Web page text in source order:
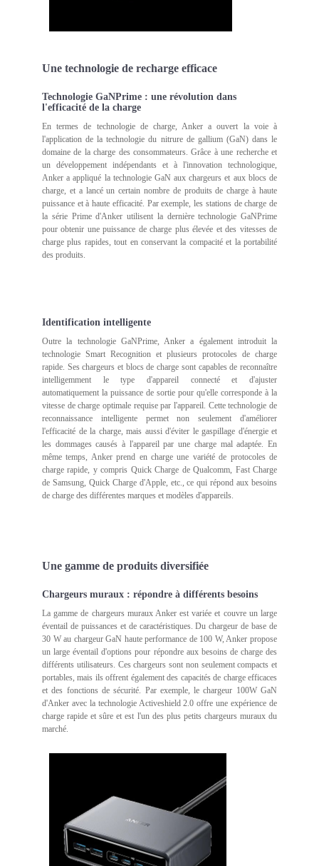
Une technologie de recharge efficace
Technologie GaNPrime : une révolution dans
l'efficacité de la charge
En termes de technologie de charge, Anker a ouvert la voie à
l'application de la technologie du nitrure de gallium (GaN) dans le
domaine de la charge des consommateurs. Grâce à une recherche et
un développement indépendants et à l'innovation technologique,
Anker a appliqué la technologie GaN aux chargeurs et aux blocs de
charge, et a lancé un certain nombre de produits de charge à haute
puissance et à haute efficacité. Par exemple, les stations de charge de
la série Prime d'Anker utilisent la dernière technologie GaNPrime
pour obtenir une puissance de charge plus élevée et des vitesses de
charge plus rapides, tout en conservant la compacité et la portabilité
des produits.
Identification intelligente
Outre la technologie GaNPrime, Anker a également introduit la
technologie Smart Recognition et plusieurs protocoles de charge
rapide. Ses chargeurs et blocs de charge sont capables de reconnaître
intelligemment le type d'appareil connecté et d'ajuster
automatiquement la puissance de sortie pour qu'elle corresponde à la
vitesse de charge optimale requise par l'appareil. Cette technologie de
reconnaissance intelligente permet non seulement d'améliorer
l'efficacité de la charge, mais aussi d'éviter le gaspillage d'énergie et
les dommages causés à l'appareil par une charge mal adaptée. En
même temps, Anker prend en charge une variété de protocoles de
charge rapide, y compris Quick Charge de Qualcomm, Fast Charge
de Samsung, Quick Charge d'Apple, etc., ce qui répond aux besoins
de charge des différentes marques et modèles d'appareils.
Une gamme de produits diversifiée
Chargeurs muraux : répondre à différents besoins
La gamme de chargeurs muraux Anker est variée et couvre un large
éventail de puissances et de caractéristiques. Du chargeur de base de
30 W au chargeur GaN haute performance de 100 W, Anker propose
un large éventail d'options pour répondre aux besoins de charge des
différents utilisateurs. Ces chargeurs sont non seulement compacts et
portables, mais ils offrent également des capacités de charge efficaces
et des fonctions de sécurité. Par exemple, le chargeur 100W GaN
d'Anker avec la technologie Activeshield 2.0 offre une expérience de
charge rapide et sûre et est l'un des plus petits chargeurs muraux du
marché.